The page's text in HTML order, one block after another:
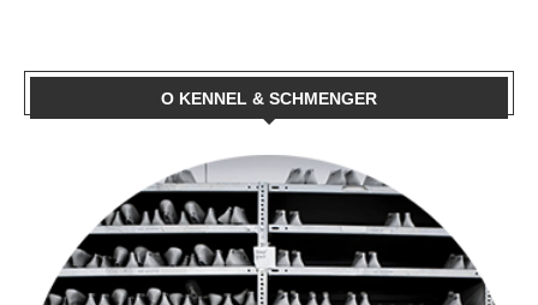
O KENNEL & SCHMENGER